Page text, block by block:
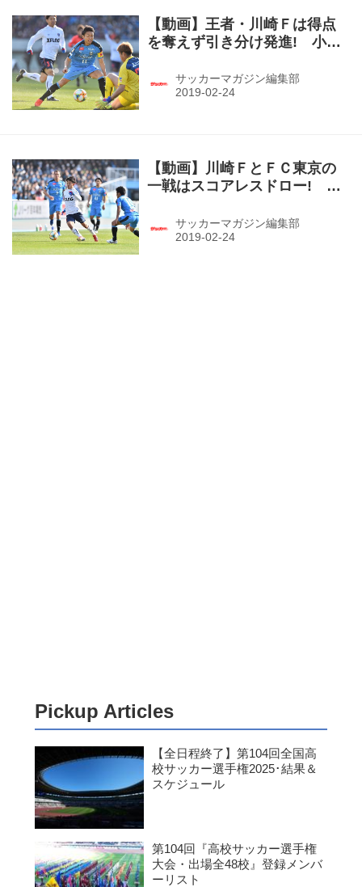
【動画】王者・川崎Ｆは得点
を奪えず引き分け発進! 小林
第１節・川崎Ｆ０－０ＦＣ東
京）
サッカーマガジン編集部
【動画】川崎ＦとＦＣ東京の
一戦はスコアレスドロー! 久
（J1第１節・川崎Ｆ０－０Ｆ
Ｃ東京）
サッカーマガジン編集部
Pickup Articles
【全日程終了】第104回全国高
校サッカー選手権2025･結果＆
スケジュール
第104回『高校サッカー選手権
大会・出場全48校』登録メンバ
ーリスト